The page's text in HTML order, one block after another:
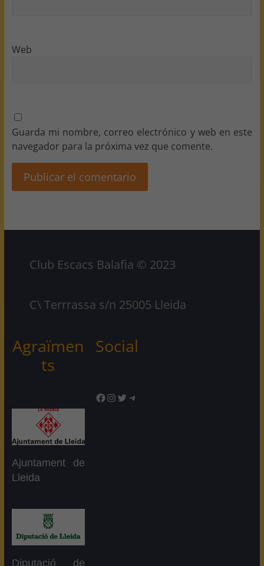
Web
Guarda mi nombre, correo electrónico y web en este
navegador para la próxima vez que comente.
Club Escacs Balafia © 2023
C\ Terrrassa s/n 25005 Lleida
Agraïmen
ts
Ajuntament de
Lleida
Diputació de
Social
Facebook
Instagram
TwitterTelegram